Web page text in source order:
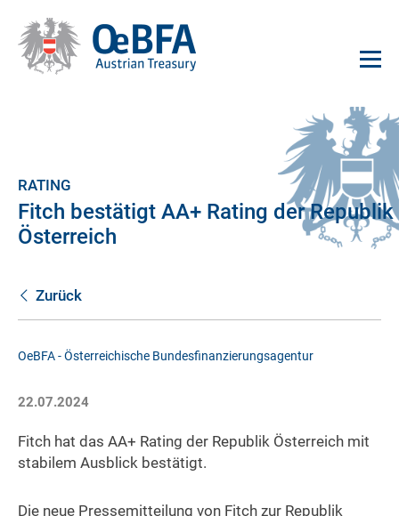
RATING
Fitch bestätigt AA+ Rating der Republik
Österreich
Zurück
OeBFA - Österreichische Bundesfinanzierungsagentur
22.07.2024
Fitch hat das AA+ Rating der Republik Österreich mit
stabilem Ausblick bestätigt.
Die neue Pressemitteilung von Fitch zur Republik